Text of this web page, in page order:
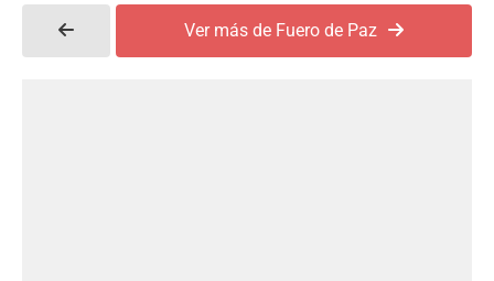
Ver más de Fuero de Paz